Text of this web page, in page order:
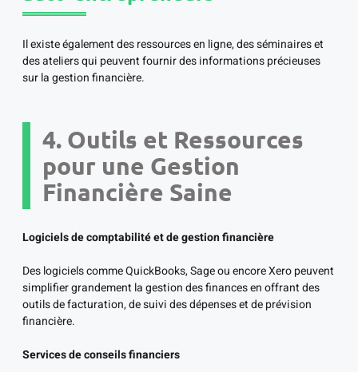
Il existe également des ressources en ligne, des séminaires et
des ateliers qui peuvent fournir des informations précieuses
sur la gestion financière.
4. Outils et Ressources
pour une Gestion
Financière Saine
Logiciels de comptabilité et de gestion financière
Des logiciels comme QuickBooks, Sage ou encore Xero peuvent
simplifier grandement la gestion des finances en offrant des
outils de facturation, de suivi des dépenses et de prévision
financière.
Services de conseils financiers